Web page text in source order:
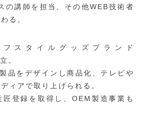
の講師を担当、その他WEB技術者
る。
フスタイルグッズブランド
。
品をデザインし商品化、テレビや
ィアで取り上げられる。
匠登録を取得し、OEM製造事業も